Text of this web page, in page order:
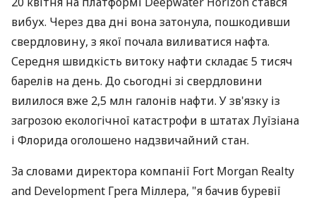
вибух. Через два дні вона затонула, пошкодивши
свердловину, з якої почала виливатися нафта.
Середня швидкість витоку нафти складає 5 тисяч
барелів на день. До сьогодні зі свердловини
вилилося вже 2,5 млн галонів нафти. У зв'язку із
загрозою екологічної катастрофи в штатах Луїзіана
і Флорида оголошено надзвичайний стан.
За словами директора компанії Fort Morgan Realty
and Development Грега Міллера, "я бачив буревії